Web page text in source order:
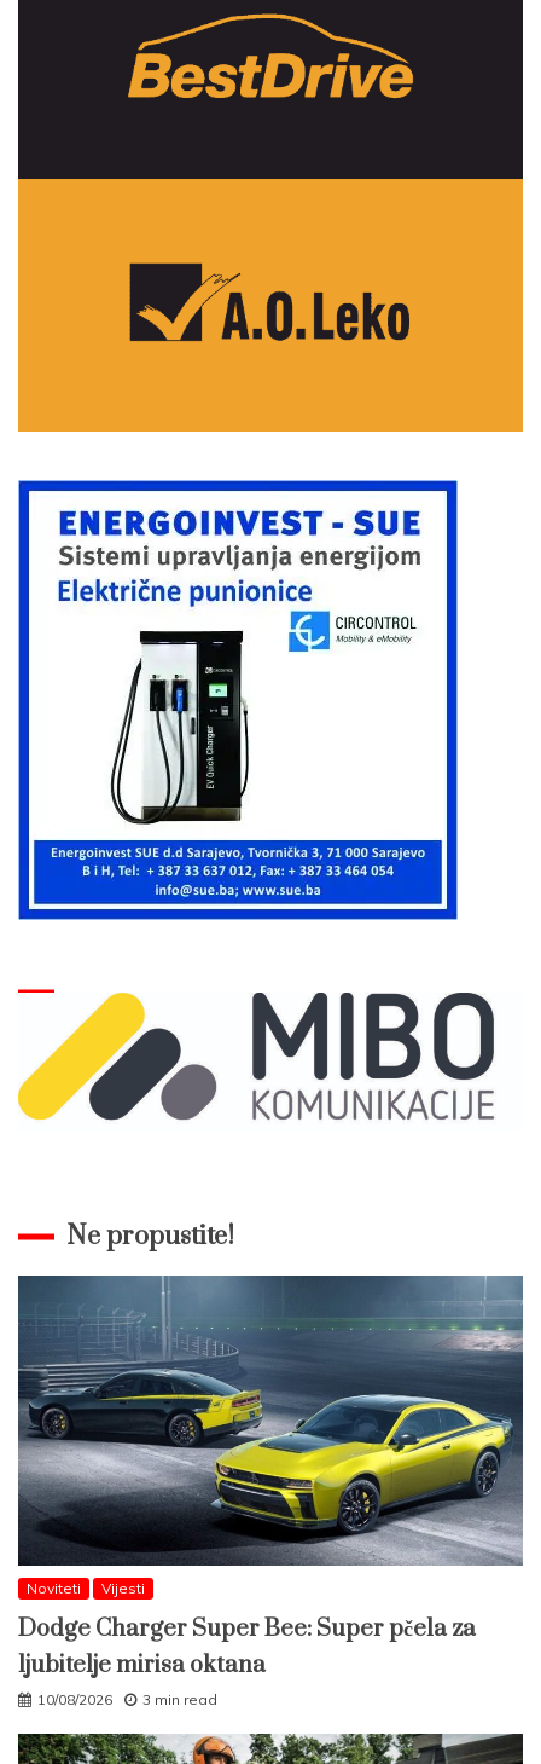
Ne propustite!
Noviteti Vijesti
Dodge Charger Super Bee: Super pčela za
ljubitelje mirisa oktana
10/08/2026 3 min read